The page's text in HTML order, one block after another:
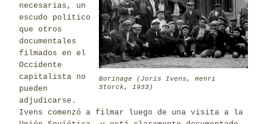
Borinage (Joris Ivens, Henri
Storck, 1933)
necesarias, un
escudo político
que otros
documentales
filmados en el
Occidente
capitalista no
pueden
adjudicarse.
Ivens comenzó a filmar luego de una visita a la